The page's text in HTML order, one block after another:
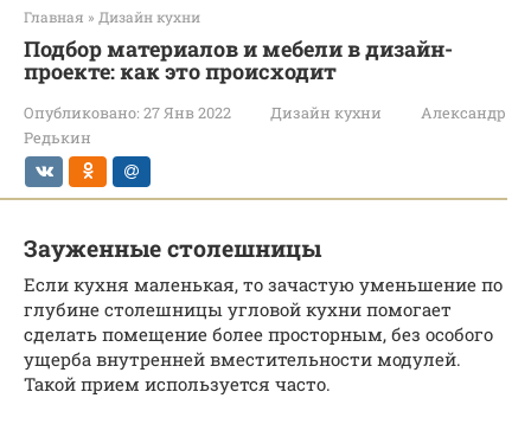
Главная » Дизайн кухни
Подбор материалов и мебели в дизайн-
проекте: как это происходит
Опубликовано: 27 Янв 2022 Дизайн кухни
Александр
Редькин
Зауженные столешницы
Если кухня маленькая, то зачастую уменьшение по
глубине столешницы угловой кухни помогает
сделать помещение более просторным, без особого
ущерба внутренней вместительности модулей.
Такой прием используется часто.